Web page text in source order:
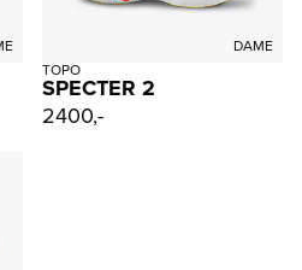
DAME
TOPO
SPECTER 2
2400,-